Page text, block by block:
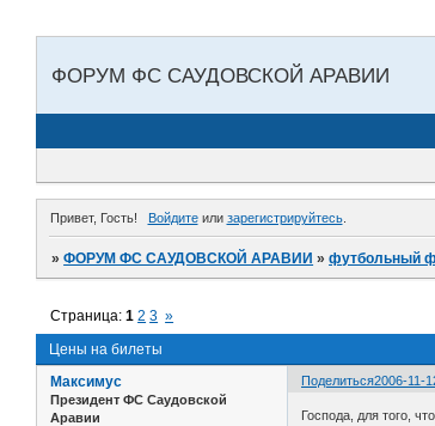
ФОРУМ ФС САУДОВСКОЙ АРАВИИ
Привет, Гость! Войдитеили зарегистрируйтесь.
»ФОРУМ ФС САУДОВСКОЙ АРАВИИ »футбольный
Цены на билеты
Страница:1 2 3 »
Поделиться2006-11-
Максимус
Президент ФС Саудовской
Аравии
Господа, для того,